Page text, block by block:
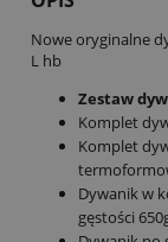
Nowe oryginalne
L hb
Zestaw
Komplet
Komplet
Dywanik w
gęstości